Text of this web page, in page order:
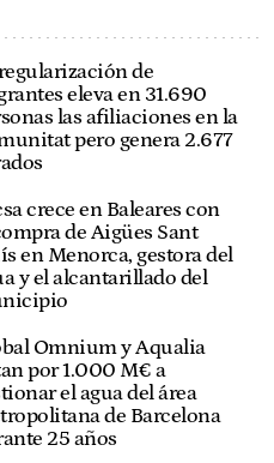
de
eleva en 31.690
las afiliaciones en la
pero genera 2.677
crece en Baleares con
de Aigües Sant
en Menorca, gestora del
y el alcantarillado del
Omnium y Aqualia
por 1.000 M€ a
el agua del área
de Barcelona
25 años